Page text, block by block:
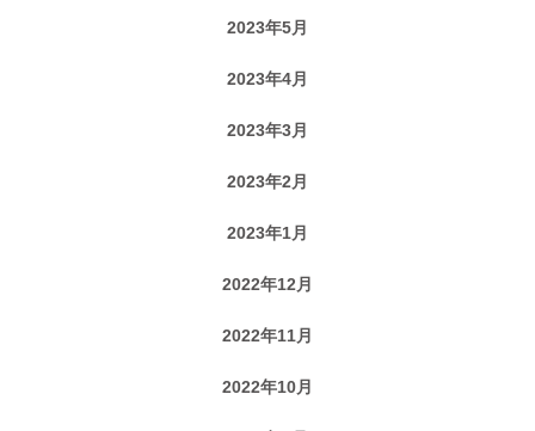
2023年5月
2023年4月
2023年3月
2023年2月
2023年1月
2022年12月
2022年11月
2022年10月